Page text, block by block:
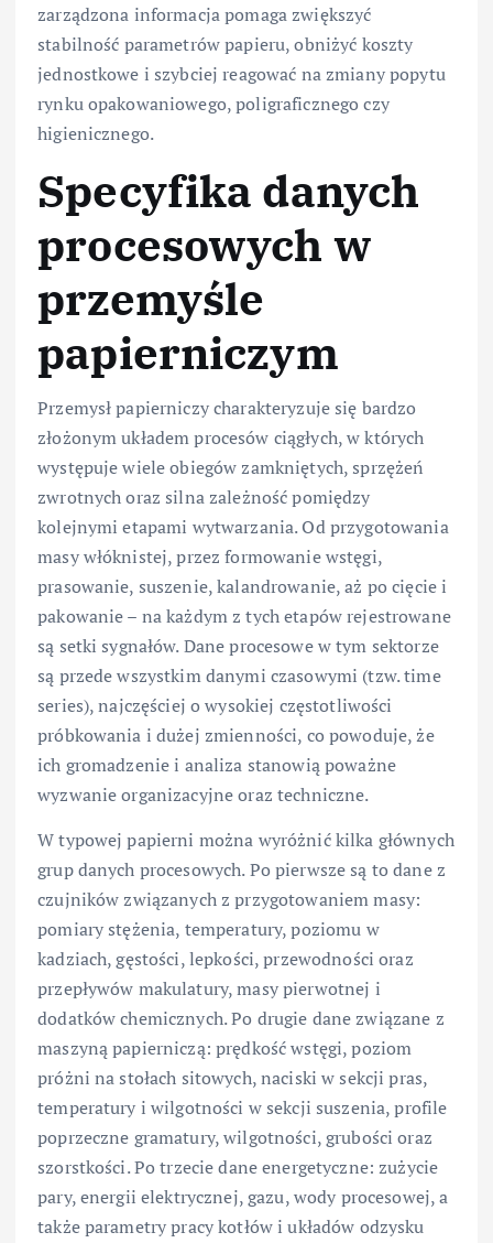
zarządzona informacja pomaga zwiększyć
stabilność parametrów papieru, obniżyć koszty
jednostkowe i szybciej reagować na zmiany popytu
rynku opakowaniowego, poligraficznego czy
higienicznego.
Specyfika danych
procesowych w
przemyśle
papierniczym
Przemysł papierniczy charakteryzuje się bardzo
złożonym układem procesów ciągłych, w których
występuje wiele obiegów zamkniętych, sprzężeń
zwrotnych oraz silna zależność pomiędzy
kolejnymi etapami wytwarzania. Od przygotowania
masy włóknistej, przez formowanie wstęgi,
prasowanie, suszenie, kalandrowanie, aż po cięcie i
pakowanie – na każdym z tych etapów rejestrowane
są setki sygnałów. Dane procesowe w tym sektorze
są przede wszystkim danymi czasowymi (tzw. time
series), najczęściej o wysokiej częstotliwości
próbkowania i dużej zmienności, co powoduje, że
ich gromadzenie i analiza stanowią poważne
wyzwanie organizacyjne oraz techniczne.
W typowej papierni można wyróżnić kilka głównych
grup danych procesowych. Po pierwsze są to dane z
czujników związanych z przygotowaniem masy:
pomiary stężenia, temperatury, poziomu w
kadziach, gęstości, lepkości, przewodności oraz
przepływów makulatury, masy pierwotnej i
dodatków chemicznych. Po drugie dane związane z
maszyną papierniczą: prędkość wstęgi, poziom
próżni na stołach sitowych, naciski w sekcji pras,
temperatury i wilgotności w sekcji suszenia, profile
poprzeczne gramatury, wilgotności, grubości oraz
szorstkości. Po trzecie dane energetyczne: zużycie
pary, energii elektrycznej, gazu, wody procesowej, a
także parametry pracy kotłów i układów odzysku